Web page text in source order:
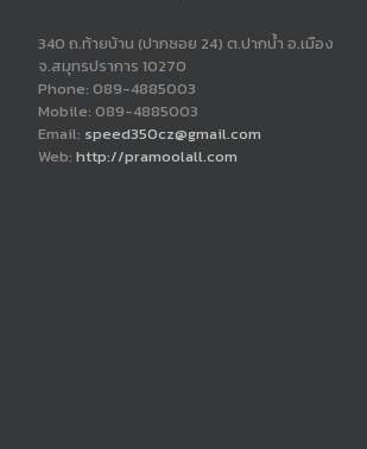
340 ถ.ท้ายบ้าน (ปากซอย 24) ต.ปากน้ำ อ.เมือง
จ.สมุทรปราการ 10270
Phone: 089-4885003
Mobile: 089-4885003
Email: speed350cz@gmail.com
Web: http://pramoolall.com